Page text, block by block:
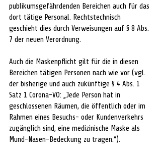
publikumsgefährdenden Bereichen auch für das
dort tätige Personal. Rechtstechnisch
geschieht dies durch Verweisungen auf § 8 Abs.
7 der neuen Verordnung.
Auch die Maskenpflicht gilt für die in diesen
Bereichen tätigen Personen nach wie vor (vgl.
der bisherige und auch zukünftige § 4 Abs. 1
Satz 1 Corona-VO: „Jede Person hat in
geschlossenen Räumen, die öffentlich oder im
Rahmen eines Besuchs- oder Kundenverkehrs
zugänglich sind, eine medizinische Maske als
Mund-Nasen-Bedeckung zu tragen.“).